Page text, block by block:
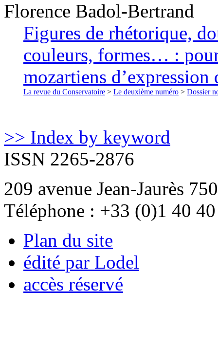
Florence Badol-Bertrand
Figures de rhétorique,
couleurs, formes… :
mozartiens d’expression
La revue du Conservatoire > Le deuxième numéro > Dossier
>> Index by keyword
ISSN 2265-2876
209 avenue Jean-Jaurès
Téléphone : +33 (0)1 40
Plan du site
édité par Lodel
accès réservé